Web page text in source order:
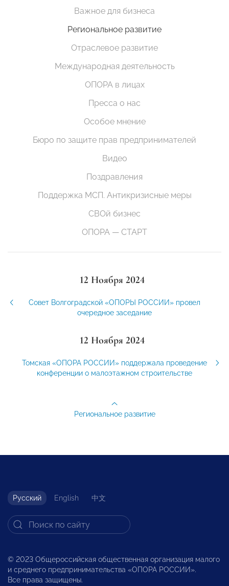
Важное для бизнеса
Региональное развитие
Отраслевое развитие
Международная деятельность
ОПОРА в лицах
Пресса о нас
Особое мнение
Бюро по защите прав предпринимателей
Видео
Поздравления
Поддержка МСП. Антикризисные меры
СВОй бизнес
ОПОРА — СТАРТ
12 Ноября 2024
Совет Волгоградской «ОПОРЫ РОССИИ» провел
очередное заседание
12 Ноября 2024
Томская «ОПОРА РОССИИ» поддержала проведение
конференции о малоэтажном строительстве
Региональное развитие
Русский English 中文
© 2023 Общероссийская общественная организация малого
и среднего предпринимательства «ОПОРА РОССИИ».
Все права защищены.